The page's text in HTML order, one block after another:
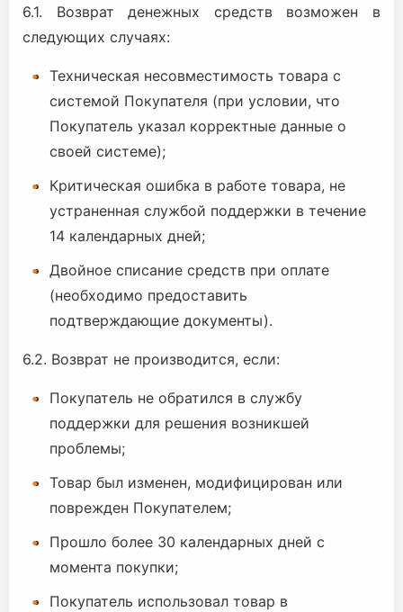
6.1. Возврат денежных средств возможен в
следующих случаях:
Техническая несовместимость товара с
системой Покупателя (при условии, что
Покупатель указал корректные данные о
своей системе);
Критическая ошибка в работе товара, не
устраненная службой поддержки в течение
14 календарных дней;
Двойное списание средств при оплате
(необходимо предоставить
подтверждающие документы).
6.2. Возврат не производится, если:
Покупатель не обратился в службу
поддержки для решения возникшей
проблемы;
Товар был изменен, модифицирован или
поврежден Покупателем;
Прошло более 30 календарных дней с
момента покупки;
Покупатель использовал товар в